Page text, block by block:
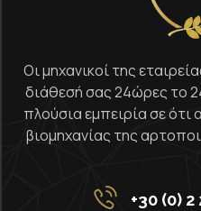
Οι μηχανικοί της
διάθεσή σας 24ώρες το
πλούσια εμπειρία σε
βιομηχανίας της
+30 (0)